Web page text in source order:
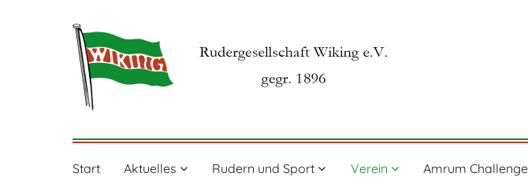
Start Aktuelles Rudern und Sport Verein Amrum Challenge